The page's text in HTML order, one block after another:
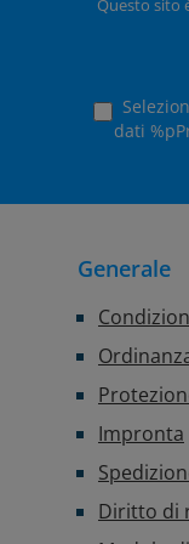
Questo sito
dati
Generale
Impronta
Diritto di